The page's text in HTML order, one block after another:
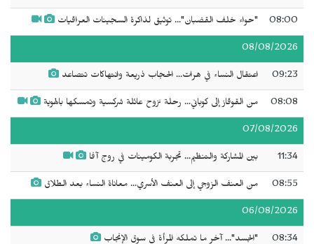
08:00 "حواء خلف القضبان"... توثيق لذاكرة السجينات العراقيات
08/08/2026
09:23 اعتقال النساء في هرات... الحجاب ذريعة وانتهاكات تتصاعد
08:08 من القوقاز إلى كوباني... رحلة نزوح عائلة شركسية وتمسكها بالهوية
07/08/2026
11:34 بين المشاركة والتنظيم... تجربة الكومينات في روج آفا
08:55 من العنف الزوجي إلى العنف الأسري... معاناة النساء بعد الطلاق
06/08/2026
08:34 "الجسد"... آخر ما تملكه المرأة في سوق الإنجاب